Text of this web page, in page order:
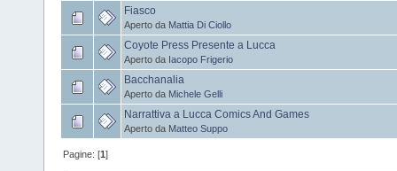
Fiasco
Aperto da Mattia Di Ciollo
Coyote Press Presente a Lucca
Aperto da Iacopo Frigerio
Bacchanalia
Aperto da Michele Gelli
Narrattiva a Lucca Comics And Games
Aperto da Matteo Suppo
Pagine: [1]